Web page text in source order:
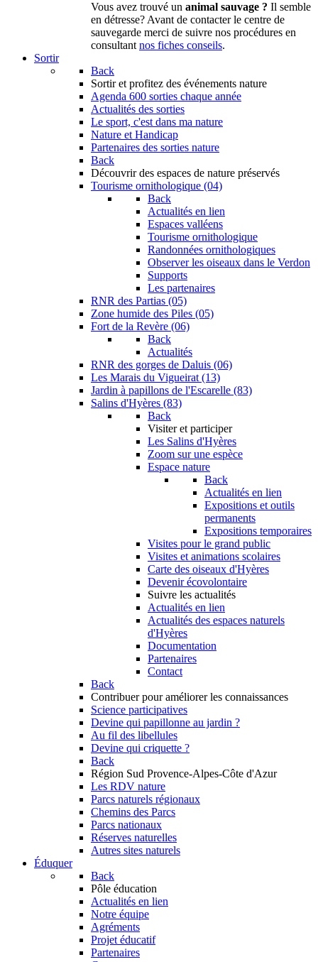
Vous avez trouvé un animal sauvage ? Il semble
en détresse? Avant de contacter le centre de
sauvegarde merci de suivre nos procédures en
consultant nos fiches conseils.
Sortir
Back
Sortir et profitez des événements nature
Agenda 600 sorties chaque année
Actualités des sorties
Le sport, c'est dans ma nature
Nature et Handicap
Partenaires des sorties nature
Back
Découvrir des espaces de nature préservés
Tourisme ornithologique (04)
Back
Actualités en lien
Espaces valléens
Tourisme ornithologique
Randonnées ornithologiques
Observer les oiseaux dans le Verdon
Supports
Les partenaires
RNR des Partias (05)
Zone humide des Piles (05)
Fort de la Revère (06)
Back
Actualités
RNR des gorges de Daluis (06)
Les Marais du Vigueirat (13)
Jardin à papillons de l'Escarelle (83)
Salins d'Hyères (83)
Back
Visiter et participer
Les Salins d'Hyères
Zoom sur une espèce
Espace nature
Back
Actualités en lien
Expositions et outils
permanents
Expositions temporaires
Visites pour le grand public
Visites et animations scolaires
Carte des oiseaux d'Hyères
Devenir écovolontaire
Suivre les actualités
Actualités en lien
Actualités des espaces naturels
d'Hyères
Documentation
Partenaires
Contact
Back
Contribuer pour améliorer les connaissances
Science participatives
Devine qui papillonne au jardin ?
Au fil des libellules
Devine qui criquette ?
Back
Région Sud Provence-Alpes-Côte d'Azur
Les RDV nature
Parcs naturels régionaux
Chemins des Parcs
Parcs nationaux
Réserves naturelles
Autres sites naturels
Éduquer
Back
Pôle éducation
Actualités en lien
Notre équipe
Agréments
Projet éducatif
Partenaires